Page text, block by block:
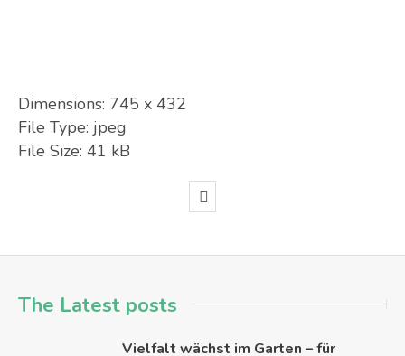
Dimensions: 745 x 432
File Type: jpeg
File Size: 41 kB
The Latest posts
Vielfalt wächst im Garten – für